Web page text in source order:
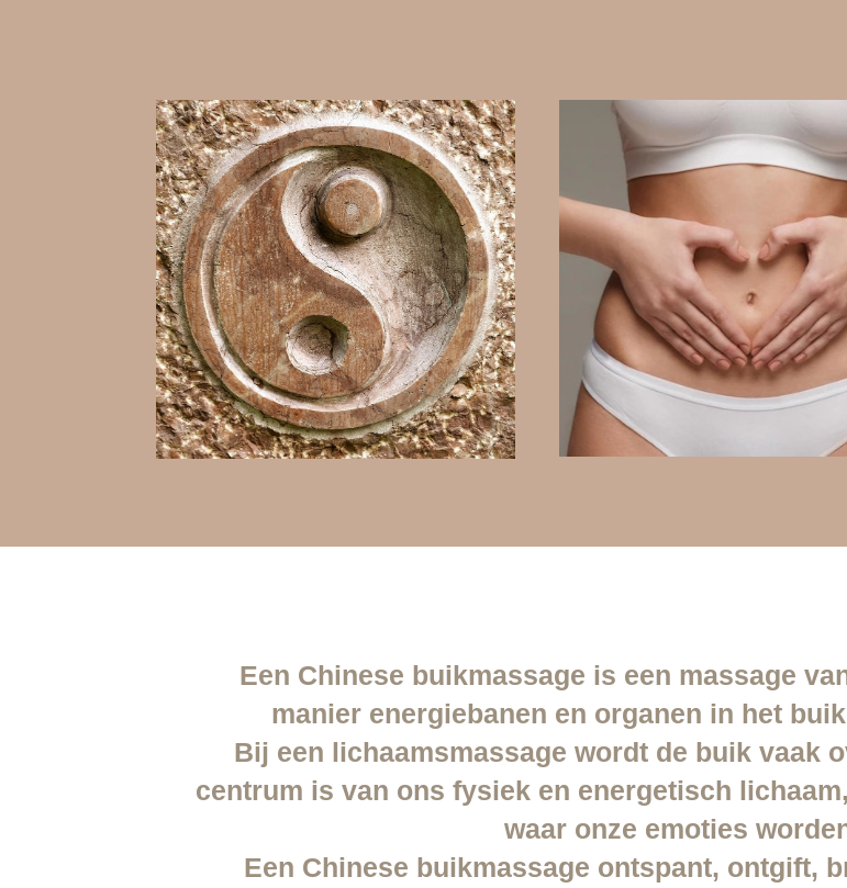
Een Chinese buikmassage is een massage
manier energiebanen en organen in het
Bij een lichaamsmassage wordt de buik vaak
centrum is van ons fysiek en energetisch
waar onze emoties
Een Chinese buikmassage ontspant, ontgift,